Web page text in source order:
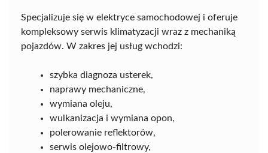
Specjalizuje się w elektryce samochodowej i oferuje
kompleksowy serwis klimatyzacji wraz z mechaniką
pojazdów. W zakres jej usług wchodzi:
szybka diagnoza usterek,
naprawy mechaniczne,
wymiana oleju,
wulkanizacja i wymiana opon,
polerowanie reflektorów,
serwis olejowo-filtrowy,